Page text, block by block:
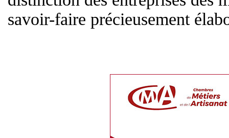
savoir-faire précieusement